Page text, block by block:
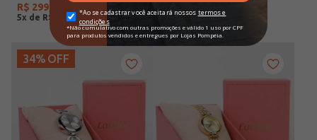
R$ 299
5x de R$ 98 5x deR$ 51,98
34% OFF